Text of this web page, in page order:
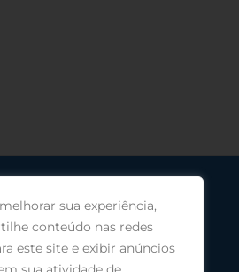
sua experiência,
conteúdo nas redes
este site e exibir anúncios